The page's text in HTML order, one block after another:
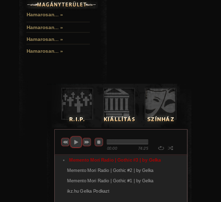
Amikor 1996-ban a Placebo feltűnt a színen, esztétikájuk és
tudatosan kétértelmű, glamúros és provokatív –
elképzelésekkel egy olyan időszakban, amikor
másfajta alternatív hang számára, amely mélyen
hallgatókkal, akik kívülállónak érezték magukat a kulturális
majd, amelyeket több mint 20 éve nem adtak elő élőben.
állomásos turné Portugáliában indul, majd végighalad
Egyesült Királyságban zárul. Az állomások közül Budapest
a zenekar 10 év után tér vissza Magyarországra,
megünnepeljék az elmúlt 30 évet november 13-án,
Arénában.
tagok másnap, március 25-én, 10 órától csatlakozhatnak
lehetőséghez, míg a teljes körű jegyértékesítés március
www.livenation.hu www.funcode.hu
Hamarosan... »
Hamarosan... »
Hamarosan... »
Hamarosan... »